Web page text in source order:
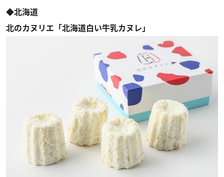
◆北海道
北のカヌリエ「北海道白い牛乳カヌレ」